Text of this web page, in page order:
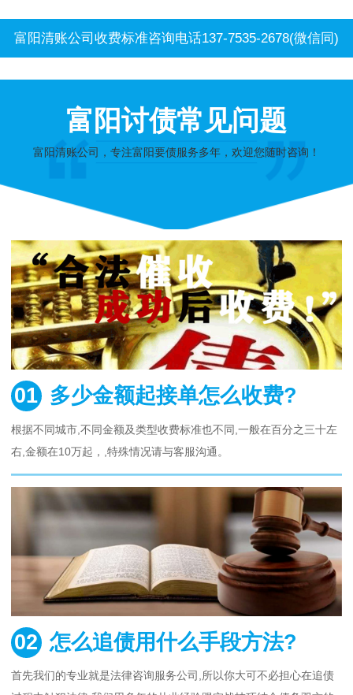
富阳清账公司收费标准咨询电话137-7535-2678(微信同)
富阳讨债常见问题
富阳清账公司，专注富阳要债服务多年，欢迎您随时咨询！
01 多少金额起接单怎么收费?
根据不同城市,不同金额及类型收费标准也不同,一般在百分之三十左
右,金额在10万起，,特殊情况请与客服沟通。
02 怎么追债用什么手段方法?
首先我们的专业就是法律咨询服务公司,所以你大可不必担心在追债